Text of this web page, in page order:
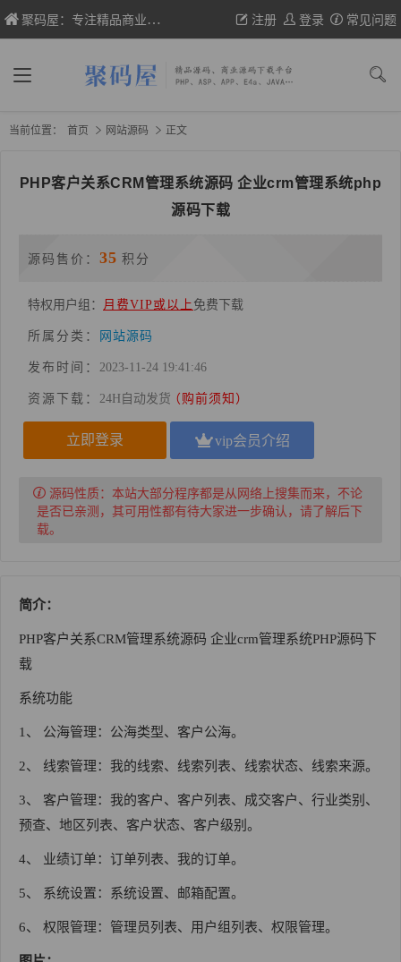
聚码屋：专注精品商业网站源码、织梦/帝国cms模板、wp主题的分享 注册 登录 常见问题
当前位置： 首页 网站源码 正文
PHP客户关系CRM管理系统源码 企业crm管理系统php
源码下载
源码售价： 35 积分
特权用户组： 月费VIP或以上 免费下载
所属分类： 网站源码
发布时间： 2023-11-24 19:41:46
资源下载： 24H自动发货（购前须知）
立即登录 vip会员介绍
源码性质： 本站大部分程序都是从网络上搜集而来，不论
是否已亲测，其可用性都有待大家进一步确认，请了解后下
载。
简介：
PHP客户关系CRM管理系统源码 企业crm管理系统PHP源码下
载
系统功能
1、 公海管理：公海类型、客户公海。
2、 线索管理：我的线索、线索列表、线索状态、线索来源。
3、 客户管理：我的客户、客户列表、成交客户、行业类别、
预查、地区列表、客户状态、客户级别。
4、 业绩订单：订单列表、我的订单。
5、 系统设置：系统设置、邮箱配置。
6、 权限管理：管理员列表、用户组列表、权限管理。